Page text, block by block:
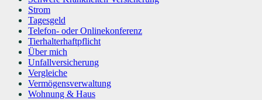
Strom
Tagesgeld
Telefon- oder Onlinekonferenz
Tierhalterhaftpflicht
Über mich
Unfallversicherung
Vergleiche
Vermögensverwaltung
Wohnung & Haus